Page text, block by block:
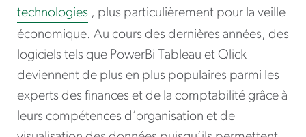
technologies , plus particulièrement pour la veille
économique. Au cours des dernières années, des
logiciels tels que PowerBi Tableau et Qlick
deviennent de plus en plus populaires parmi les
experts des finances et de la comptabilité grâce à
leurs compétences d’organisation et de